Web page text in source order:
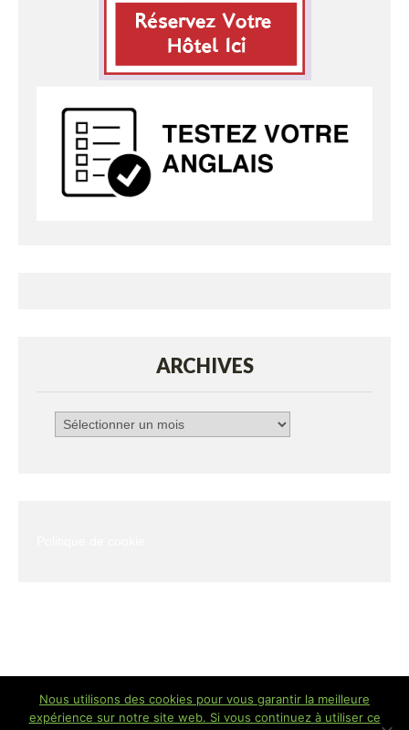
ARCHIVES
Archives
Copyright © FrancaisCork
Nous utilisons des cookies pour vous garantir la meilleure
expérience sur notre site web. Si vous continuez à utiliser ce